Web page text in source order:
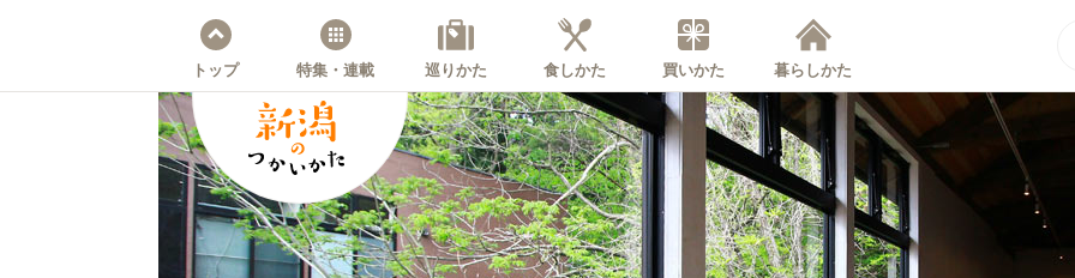
トップ 特集・連載 巡りかた 食しかた 買いかた 暮らしかた